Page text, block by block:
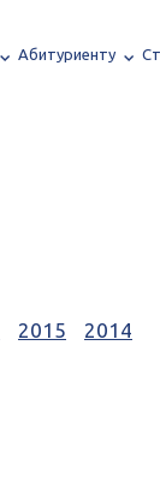
Абитуриенту
2015 2014